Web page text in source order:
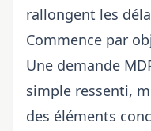
rallongent les
Commence par
Une demande
simple ressenti,
des éléments